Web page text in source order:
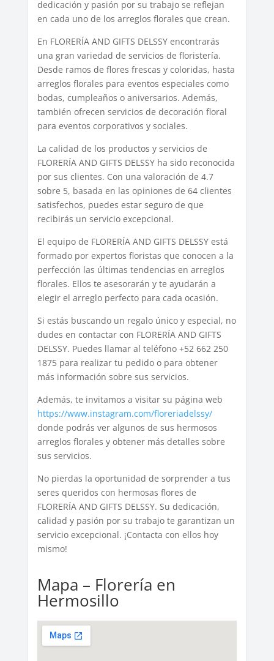
dedicación y pasión por su trabajo se reflejan
en cada uno de los arreglos florales que crean.
En FLORERÍA AND GIFTS DELSSY encontrarás
una gran variedad de servicios de floristería.
Desde ramos de flores frescas y coloridas, hasta
arreglos florales para eventos especiales como
bodas, cumpleaños o aniversarios. Además,
también ofrecen servicios de decoración floral
para eventos corporativos y sociales.
La calidad de los productos y servicios de
FLORERÍA AND GIFTS DELSSY ha sido reconocida
por sus clientes. Con una valoración de 4.7
sobre 5, basada en las opiniones de 64 clientes
satisfechos, puedes estar seguro de que
recibirás un servicio excepcional.
El equipo de FLORERÍA AND GIFTS DELSSY está
formado por expertos floristas que conocen a la
perfección las últimas tendencias en arreglos
florales. Ellos te asesorarán y te ayudarán a
elegir el arreglo perfecto para cada ocasión.
Si estás buscando un regalo único y especial, no
dudes en contactar con FLORERÍA AND GIFTS
DELSSY. Puedes llamar al teléfono +52 662 250
1875 para realizar tu pedido o para obtener
más información sobre sus servicios.
Además, te invitamos a visitar su página web
https://www.instagram.com/floreriadelssy/
donde podrás ver algunos de sus hermosos
arreglos florales y obtener más detalles sobre
sus servicios.
No pierdas la oportunidad de sorprender a tus
seres queridos con hermosas flores de
FLORERÍA AND GIFTS DELSSY. Su dedicación,
calidad y pasión por su trabajo te garantizan un
servicio excepcional. ¡Contacta con ellos hoy
mismo!
Mapa – Florería en
Hermosillo